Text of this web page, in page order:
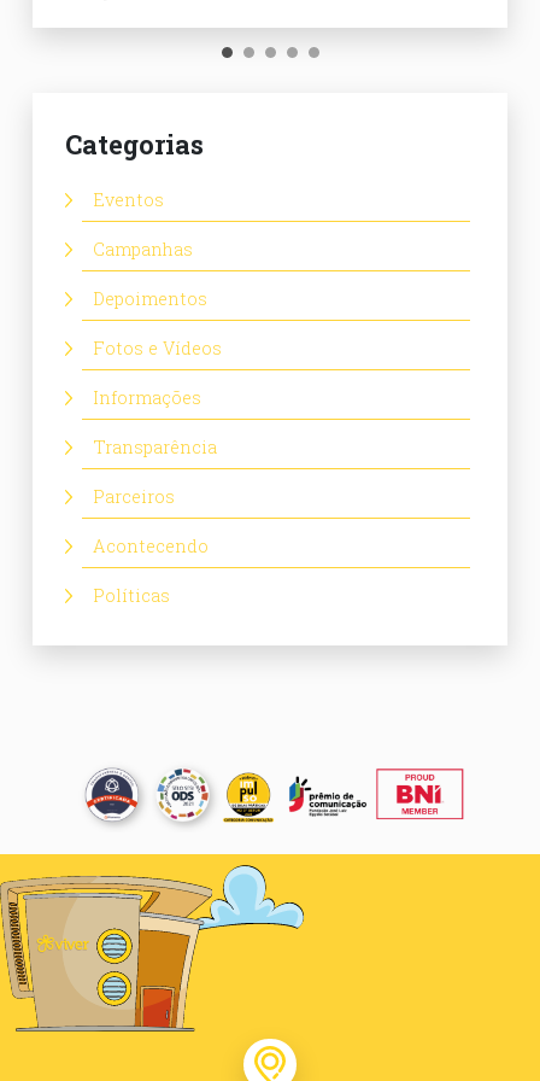
Categorias
Eventos
Campanhas
Depoimentos
Fotos e Vídeos
Informações
Transparência
Parceiros
Acontecendo
Políticas